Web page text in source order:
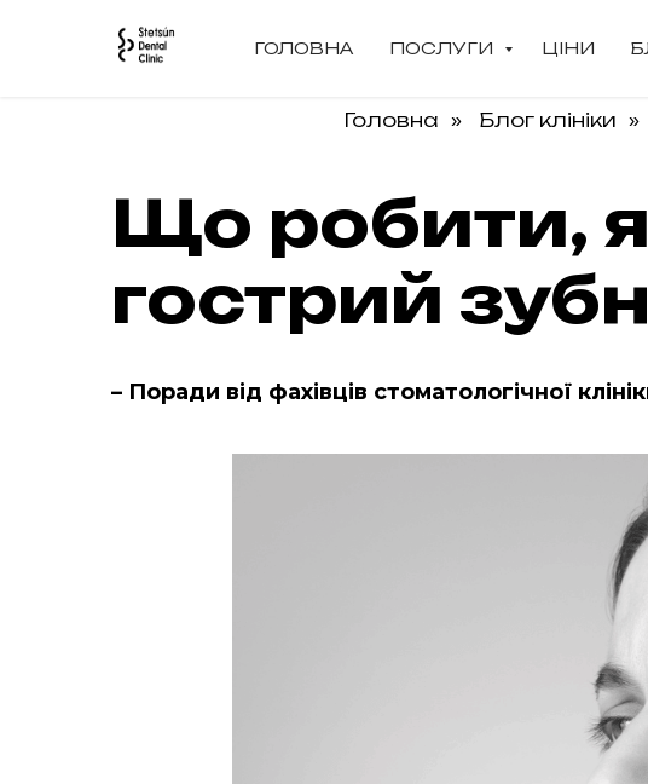
ГОЛОВНА ПОСЛУГИ ЦІНИ
Головна » Блог клініки »
Що робити,
гострий
– Поради від фахівців стоматологічної